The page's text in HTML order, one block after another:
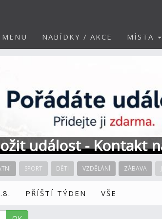
NABÍDKY / AKCE MÍSTA
událost - Kontakt
SPORT DĚTI VZDĚLÁNÍ ZÁBAVA
PŘÍŠTÍ TÝDEN VŠE